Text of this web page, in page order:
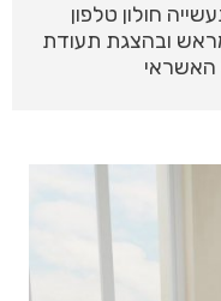
אזור התעשייה חולון טלפון
בתיאום מראש ובהצגת תעודת
האשראי